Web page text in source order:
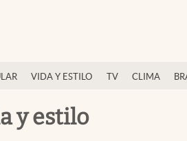
VIDA Y ESTILO TV CLIMA
y estilo